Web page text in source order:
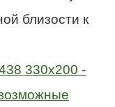
близости к